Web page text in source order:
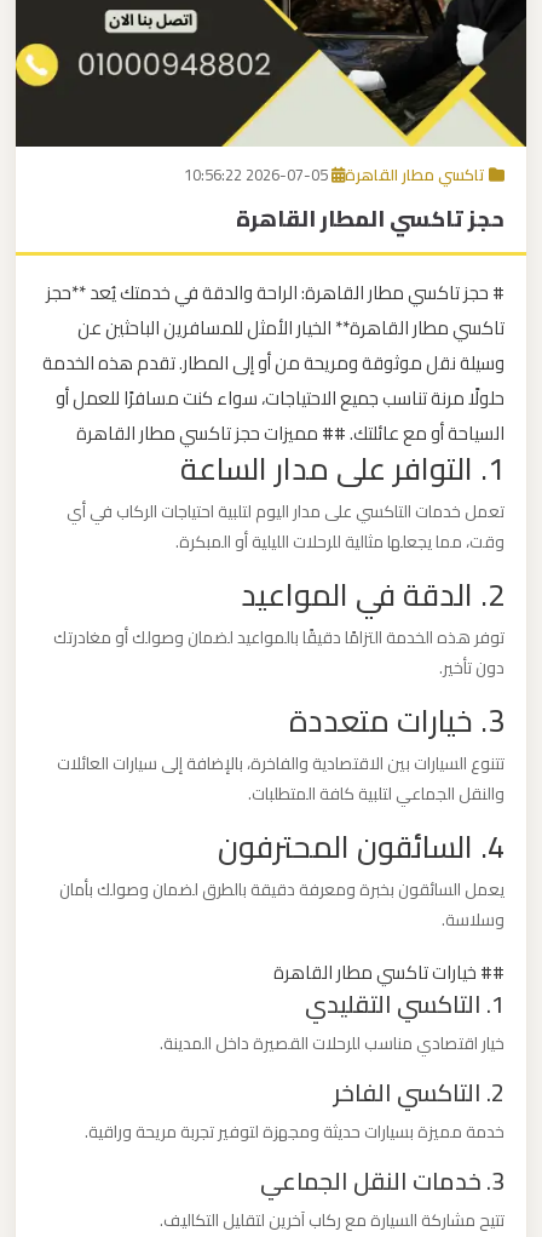
اتصل بنا
EN
تاكسي مطار القاهرة
حجز تاكسي المطار القاهرة
# حجز تاكسي مطار القاهرة: الراحة والدقة في خدمتك يُعد **حجز
تاكسي مطار القاهرة** الخيار الأمثل للمسافرين الباحثين عن
وسيلة نقل موثوقة ومريحة من أو إلى المطار. تقدم هذه الخدمة
حلولًا مرنة تناسب جميع الاحتياجات، سواء كنت مسافرًا للعمل أو
السياحة أو مع عائلتك. ## مميزات حجز تاكسي مطار القاهرة
1. التوافر على مدار الساعة
تعمل خدمات التاكسي على مدار اليوم لتلبية احتياجات الركاب في أي
وقت، مما يجعلها مثالية للرحلات الليلية أو المبكرة.
2. الدقة في المواعيد
توفر هذه الخدمة التزامًا دقيقًا بالمواعيد لضمان وصولك أو مغادرتك
دون تأخير.
3. خيارات متعددة
تتنوع السيارات بين الاقتصادية والفاخرة، بالإضافة إلى سيارات العائلات
والنقل الجماعي لتلبية كافة المتطلبات.
4. السائقون المحترفون
يعمل السائقون بخبرة ومعرفة دقيقة بالطرق لضمان وصولك بأمان
وسلاسة.
## خيارات تاكسي مطار القاهرة
1. التاكسي التقليدي
خيار اقتصادي مناسب للرحلات القصيرة داخل المدينة.
2. التاكسي الفاخر
خدمة مميزة بسيارات حديثة ومجهزة لتوفير تجربة مريحة وراقية.
3. خدمات النقل الجماعي
تتيح مشاركة السيارة مع ركاب آخرين لتقليل التكاليف.
برج
العرب
القاهرة
مكاتب
ليموزين
الاسكندرية
مطار
القاهرة
ليموزين
ليموزين
نويبع
مطار
العرب
الساحل
الشمالي
مطار
العرب
ليموزين
مطار